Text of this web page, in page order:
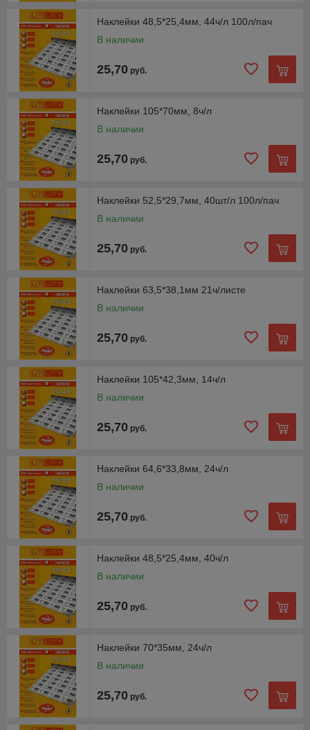
Наклейки А4 (100 листов, 210×297 мм, 1 шт)
Этикетки с клеевой основой и белизной поверхностного
слоя ― 98%. Применяются для адресных конвертов,
штрих-кодов, ценников.
Самоклеящиеся этикетки Rillprint (105×57 мм)
Листы подходят для печати на любых устройствах.
Специальный клеевой слой гарантирует безопасность
вашей техники в момент нанесения краски.
Универсальные самоклеящиеся этикетки Rillprint
Наклейки 48,5*25,4мм, 44ч/л 100л/пач
В наличии
25,70 руб.
Наклейки 105*70мм, 8ч/л
В наличии
25,70 руб.
Наклейки 52,5*29,7мм, 40шт/л 100л/пач
В наличии
25,70 руб.
Наклейки 63,5*38,1мм 21ч/листе
В наличии
25,70 руб.
Наклейки 105*42,3мм, 14ч/л
В наличии
25,70 руб.
Наклейки 64,6*33,8мм, 24ч/л
В наличии
25,70 руб.
Наклейки 48,5*25,4мм, 40ч/л
В наличии
25,70 руб.
Наклейки 70*35мм, 24ч/л
В наличии
25,70 руб.